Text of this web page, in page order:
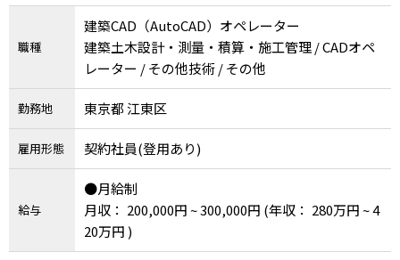
職種
建築CAD（AutoCAD）オペレーター
建築土木設計・測量・積算・施工管理 / CADオペ
レーター / その他技術 / その他
勤務地 東京都 江東区
雇用形態 契約社員(登用あり)
給与
●月給制
月収： 200,000円 ~ 300,000円 (年収： 280万円 ~ 4
20万円 )